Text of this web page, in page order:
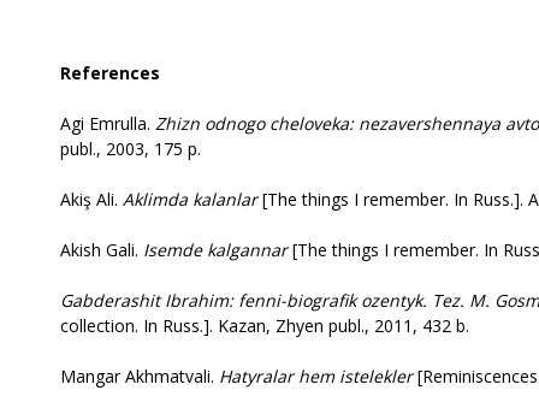
References
Agi Emrulla. Zhizn odnogo cheloveka: nezavershennaya
publ., 2003, 175 p.
Akiş Ali. Aklimda kalanlar[The things I remember. In Russ.].
Akish Gali. Isemde kalgannar[The things I remember. In
Gabderashit Ibrahim:fenni-biografikozentyk. Tez. M.
collection. In Russ.]. Kazan, Zhyen publ., 2011, 432 b.
Mangar Akhmatvali. Hatyralar hem istelekler